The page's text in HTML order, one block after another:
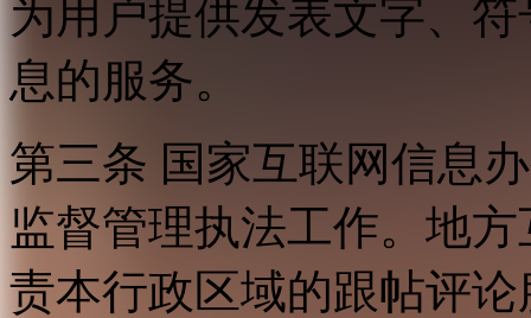
为用户提供发表文字、
息的服务。
第三条 国家互联网信息
监督管理执法工作。地
责本行政区域的跟帖评